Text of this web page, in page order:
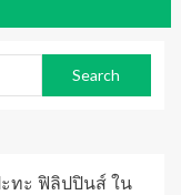
ะทะ ฟิลิปปินส์ ใน